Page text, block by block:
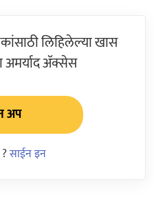
लिहिलेल्या खास
अमर्याद ॲक्सेस
अप
साईन इन